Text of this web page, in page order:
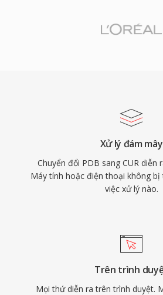
Xử lý đám mây
Chuyển đổi PDB sang CUR diễn
Máy tính hoặc điện thoại không
việc xử lý nào.
Trên trình
Mọi thứ diễn ra trên trình duyệt.